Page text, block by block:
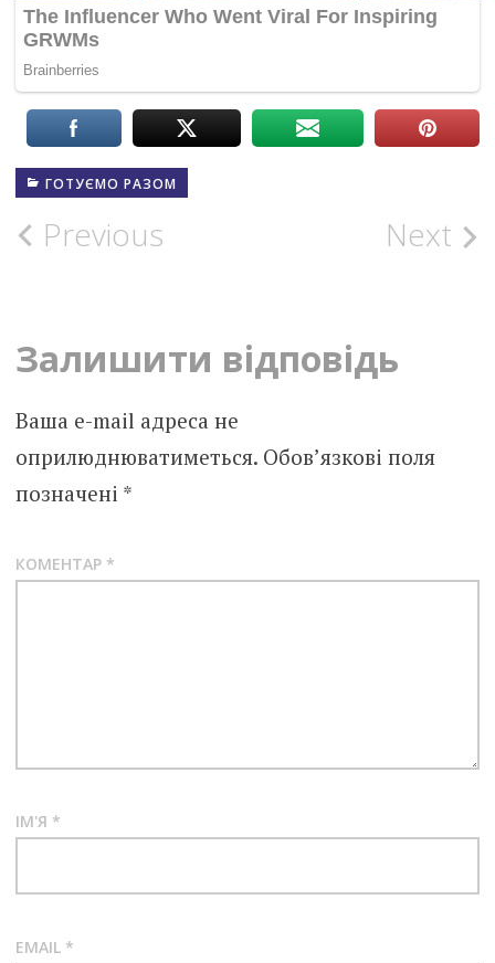
ГОТУЄМО РАЗОМ
Post
Previous Next
Залишити відповідь
Ваша e-mail адреса не
оприлюднюватиметься. Обов’язкові поля
позначені *
КОМЕНТАР *
ІМ'Я *
EMAIL *